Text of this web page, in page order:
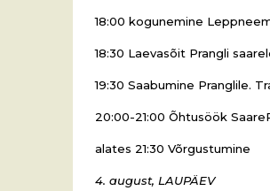
18:00 kogunemine
18:30 Laevasõit Prangli
19:30 Saabumine Pranglile.
20:00-21:00 Õhtusöök
alates 21:30 Võrgustumine
4. august, LAUPÄEV